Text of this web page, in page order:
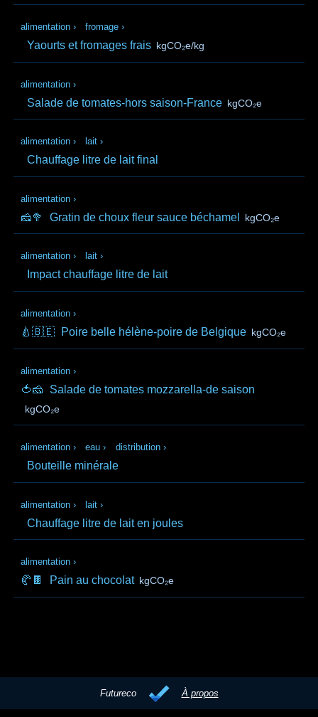
alimentation › fromage ›
Yaourts et fromages frais kgCO₂e/kg
alimentation ›
Salade de tomates-hors saison-France kgCO₂e
alimentation › lait ›
Chauffage litre de lait final
alimentation ›
🧀🥦 Gratin de choux fleur sauce béchamel kgCO₂e
alimentation › lait ›
Impact chauffage litre de lait
alimentation ›
🍐🇧🇪 Poire belle hélène-poire de Belgique kgCO₂e
alimentation ›
🍅🧀 Salade de tomates mozzarella-de saison
kgCO₂e
alimentation › eau › distribution ›
Bouteille minérale
alimentation › lait ›
Chauffage litre de lait en joules
alimentation ›
🥐🍫 Pain au chocolat kgCO₂e
Futureco À propos